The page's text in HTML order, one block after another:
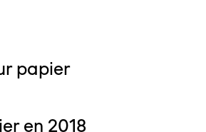
papier
en 2018